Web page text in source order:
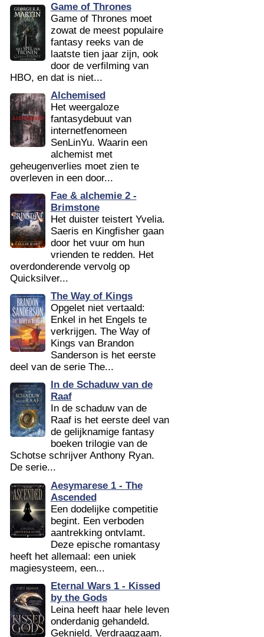
Game of Thrones
Game of Thrones moet
zowat de meest populaire
fantasy reeks van de
laatste tien jaar zijn, ook
door de verfilming van
HBO, en dat is niet...
Alchemised
Het weergaloze
fantasydebuut van
internetfenomeen
SenLinYu. Waarin een
alchemist met
geheugenverlies moet zien te
overleven in een door...
Fae & alchemie 2 -
Brimstone
Het duister teistert Yvelia.
Saeris en Kingfisher gaan
door het vuur om hun
vrienden te redden. Het
overdonderende vervolg op
Quicksilver...
The Way of Kings
Opgelet niet vertaald:
Enkel in het Engels te
verkrijgen. The Way of
Kings van Brandon
Sanderson is het eerste
deel van de serie The...
In de Schaduw van de
Raaf
In de schaduw van de
Raaf is het eerste deel van
de gelijknamige fantasy
boeken trilogie van de
Schotse schrijver Anthony Ryan.
De serie...
Aesymarese 1 - The
Ascended
Een dodelijke competitie
begint. Een verboden
aantrekking ontvlamt.
Deze epische romantasy
heeft het allemaal: een uniek
magiesysteem, een...
Eternal Wars 1 - Kissed
by the Gods
Leina heeft haar hele leven
onderdanig gehandeld.
Geknield. Verdraagzaam.